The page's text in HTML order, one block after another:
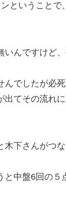
ということ
いんですけど
んでしたが必
出てその流れ
木下さんがつ
と中盤6回の